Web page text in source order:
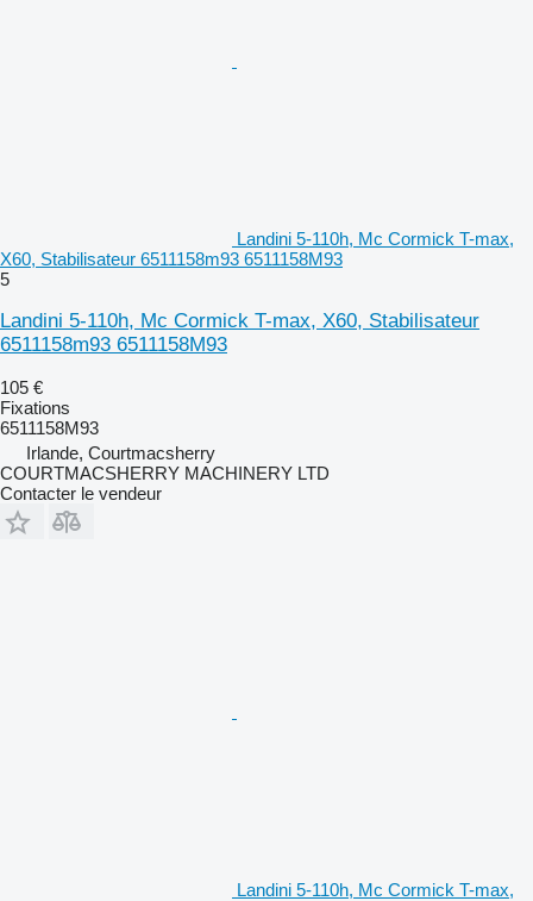
Landini 5-110h, Mc Cormick T-max,
X60, Stabilisateur 6511158m93 6511158M93
5
Landini 5-110h, Mc Cormick T-max, X60, Stabilisateur
6511158m93 6511158M93
105 €
Fixations
6511158M93
Irlande, Courtmacsherry
COURTMACSHERRY MACHINERY LTD
Contacter le vendeur
Landini 5-110h, Mc Cormick T-max,